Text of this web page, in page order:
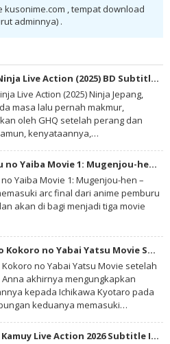
, tempat download
adminnya) .
Under Ninja Live Action (2025) BD Subtitle Indonesia
Live Action (2025) Ninja Jepang,
masa lalu pernah makmur,
oleh GHQ setelah perang dan
kenyataannya,…
Kimetsu no Yaiba Movie 1: Mugenjou-hen – Akaza Sairai BD Subtitle Indonesia
Yaiba Movie 1: Mugenjou-hen –
arc final dari anime pemburu
akan di bagi menjadi tiga movie
Boku no Kokoro no Yabai Yatsu Movie Subtitle Indonesia
no Yabai Yatsu Movie setelah
Anna akhirnya mengungkapkan
kepada Ichikawa Kyotaro pada
keduanya memasuki…
Golden Kamuy Live Action 2026 Subtitle Indonesia